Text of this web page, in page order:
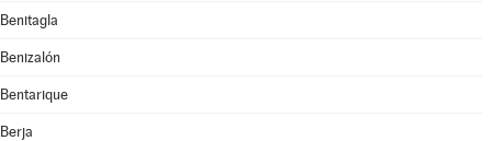
Benitagla
Benizalón
Bentarique
Berja